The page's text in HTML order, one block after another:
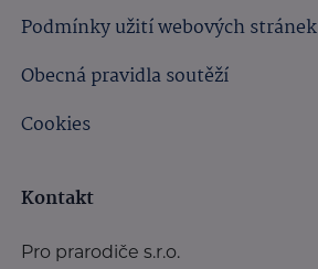
Podmínky užití webových stránek
Obecná pravidla soutěží
Cookies
Kontakt
Pro prarodiče s.r.o.